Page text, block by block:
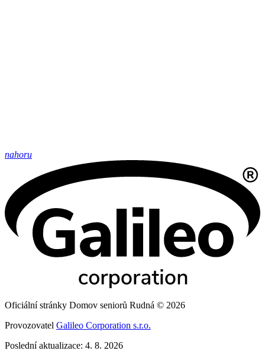
nahoru
Oficiální stránky Domov seniorů Rudná © 2026
Provozovatel Galileo Corporation s.r.o.
Poslední aktualizace: 4. 8. 2026